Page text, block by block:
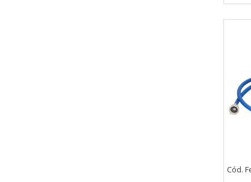
Cód.
ayudan a saber qué
estas cookies es
Estas cookies pueden
empresas para crear un
personal, sino que se